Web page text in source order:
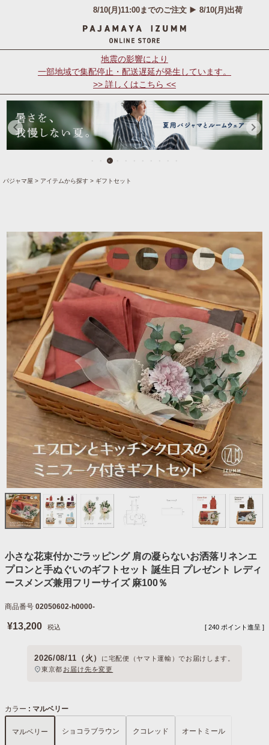
地震の影響により
一部地域で集配停止・配送遅延が発生しています。
>> 詳しくはこちら <<
パジャマ屋 アイテムから探す ギフトセット
小さな花束付かごラッピング 肩の凝らないお洒落リネンエ
プロンと手ぬぐいのギフトセット 誕生日 プレゼント レディ
ースメンズ兼用フリーサイズ 麻100％
商品番号 02050602-h0000-
¥13,200 税込 [ 240 ポイント進呈 ]
2026/08/11（火） に宅配便（ヤマト運輸）でお届けします。
東京都 お届け先を変更
カラー マルベリー
マルベリー ショコラブラウン クコレッド オートミール